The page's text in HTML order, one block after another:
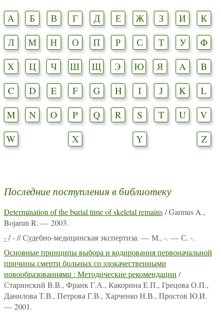
А Б В Г Д Е Ж З И
К
Л
М Н О П Р С Т У
Ф
Х
Ц Ч Ш Щ Э Ю Я A
B
C
D E F G H I J K
L
M
N O P Q R S T U
V
W
X Y Z
Последние поступления в библиотеку
Determination of the burial time of skeletal remains/ Garmus A.,
Bojarun R. — 2003.
-/ - // Судебно-медицинская экспертиза. — М., -. — С. -.
Основные принципы выбора и кодирования первоначальной
причины смерти больных со злокачественными
новообразованиями : Методические рекомендации /
Старинский В.В., Франк Г.А., Какорина Е.П., Грецова О.П.,
Данилова Т.В., Петрова Г.В., Харченко Н.В., Простов Ю.И.
— 2001.